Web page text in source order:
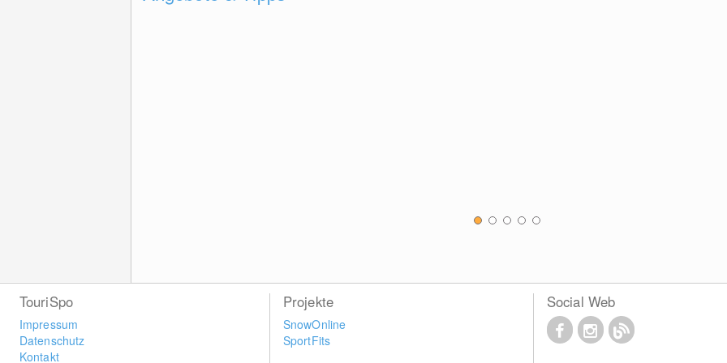
TouriSpo
Impressum
Datenschutz
Kontakt
Projekte
SnowOnline
SportFits
Social Web